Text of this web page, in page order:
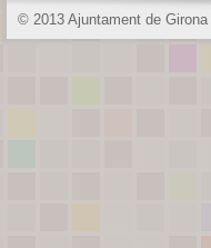
© 2013 Ajuntament de Girona